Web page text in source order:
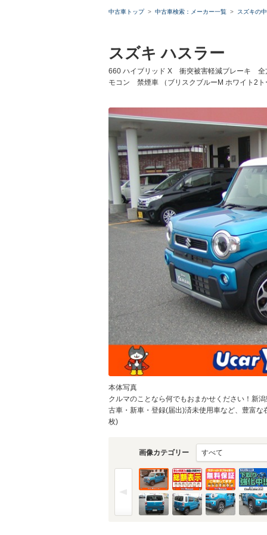
中古車トップ 中古車検索：メーカー一覧 スズキの
スズキ ハスラー
660 ハイブリッド X 衝突被害軽減ブレーキ
モコン 禁煙車 （ブリスクブルーM ホワイト2ト
本体写真
クルマのことなら何でもおまかせください！新
古車・新車・登録(届出)済未使用車など、豊富
枚)
画像カテゴリー